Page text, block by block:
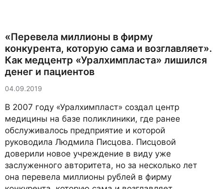
«Перевела миллионы в фирму
конкурента, которую сама и возглавляет».
Как медцентр «Уралхимпласта» лишился
денег и пациентов
04.09.2019
В 2007 году «Уралхимпласт» создал центр
медицины на базе поликлиники, где ранее
обслуживалось предприятие и которой
руководила Людмила Писцова. Писцовой
доверили новое учреждение в виду уже
заслуженного авторитета, но за несколько лет
она перевела миллионы рублей в фирму